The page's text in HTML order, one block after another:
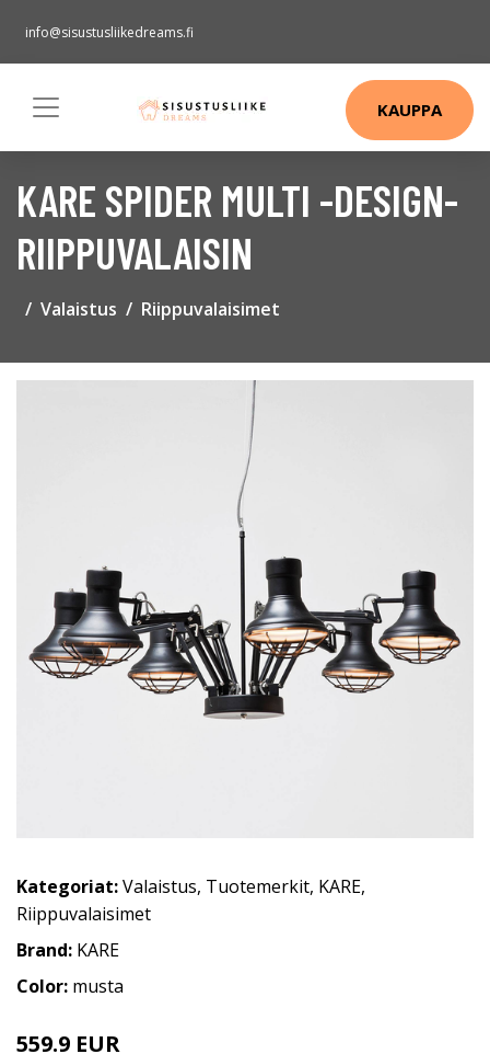
info@sisustusliikedreams.fi
KAUPPA
KARE SPIDER MULTI -DESIGN-
RIIPPUVALAISIN
Valaistus Riippuvalaisimet
Kategoriat:Valaistus, Tuotemerkit, KARE,
Riippuvalaisimet
Brand: KARE
Color: musta
559.9 EUR